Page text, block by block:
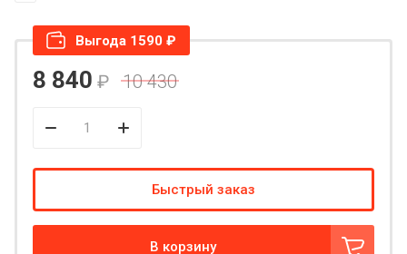
Выгода 1590 ₽
10 430
8 840 ₽
В корзину
Быстрый заказ